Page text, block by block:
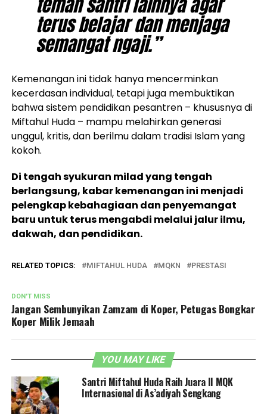
terus belajar dan menjaga
semangat ngaji.”
Kemenangan ini tidak hanya mencerminkan
kecerdasan individual, tetapi juga membuktikan
bahwa sistem pendidikan pesantren – khususnya di
Miftahul Huda – mampu melahirkan generasi
unggul, kritis, dan berilmu dalam tradisi Islam yang
kokoh.
Di tengah syukuran milad yang tengah
berlangsung, kabar kemenangan ini menjadi
pelengkap kebahagiaan dan penyemangat
baru untuk terus mengabdi melalui jalur ilmu,
dakwah, dan pendidikan.
RELATED TOPICS: MIFTAHUL HUDA MQKN PRESTASI
DON'T MISS
Jangan Sembunyikan Zamzam di Koper, Petugas Bongkar
Koper Milik Jemaah
YOU MAY LIKE
Santri Miftahul Huda Raih Juara II MQK
Internasional di As’adiyah Sengkang